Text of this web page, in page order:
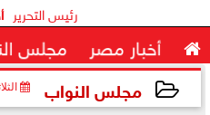
رئيس التحرير
 أخبار مصر مجلس
مجلس النواب الثلاثاء،